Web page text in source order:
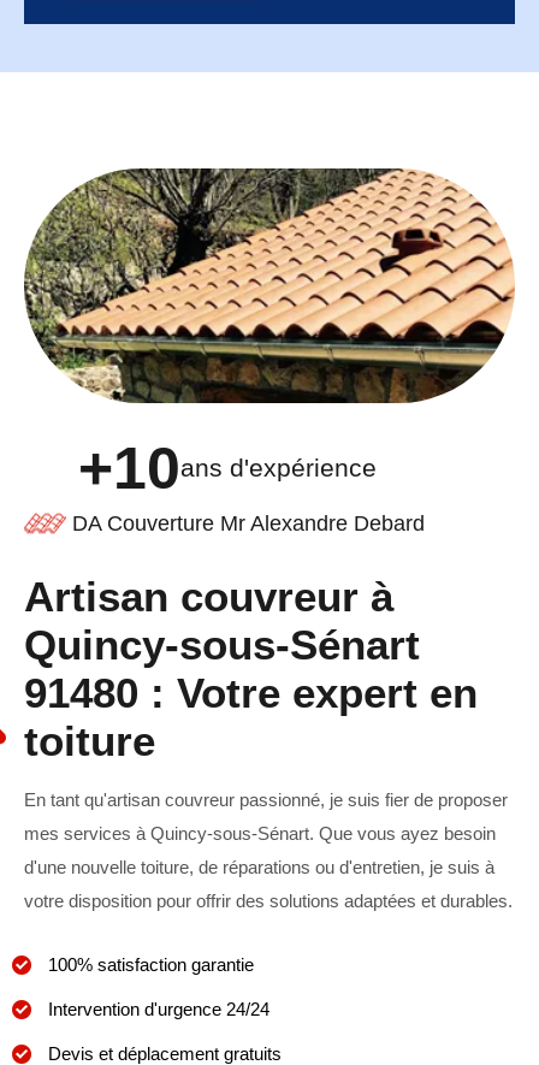
+10ans d'expérience
DA Couverture Mr Alexandre Debard
Artisan couvreur à
Quincy-sous-Sénart
91480 : Votre expert en
toiture
En tant qu'artisan couvreur passionné, je suis fier de proposer
mes services à Quincy-sous-Sénart. Que vous ayez besoin
d'une nouvelle toiture, de réparations ou d'entretien, je suis à
votre disposition pour offrir des solutions adaptées et durables.
100% satisfaction garantie
Intervention d'urgence 24/24
Devis et déplacement gratuits